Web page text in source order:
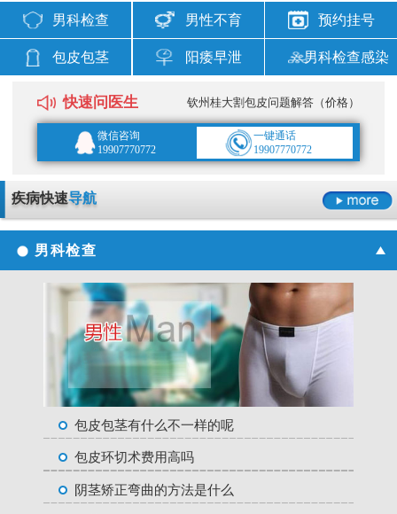
男科检查 男性不育 预约挂号
包皮包茎 阳痿早泄 男科检查感染
快速问医生 钦州桂大割包皮问题解答（价格）
微信咨询
19907770772
一键通话
19907770772
疾病快速导航
男科检查
包皮包茎有什么不一样的呢
包皮环切术费用高吗
阴茎矫正弯曲的方法是什么